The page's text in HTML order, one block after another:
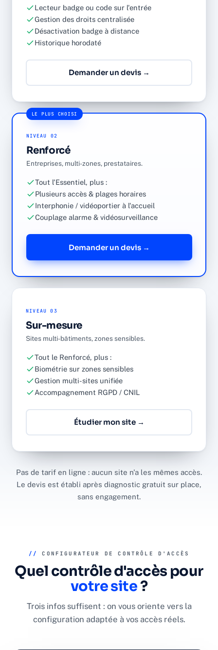
Lecteur badge ou code sur l'entrée
Gestion des droits centralisée
Désactivation badge à distance
Historique horodaté
Demander un devis →
LE PLUS CHOISI
NIVEAU 02
Renforcé
Entreprises, multi-zones, prestataires.
Tout l'Essentiel, plus :
Plusieurs accès & plages horaires
Interphonie / vidéoportier à l'accueil
Couplage alarme & vidéosurveillance
Demander un devis →
NIVEAU 03
Sur-mesure
Sites multi-bâtiments, zones sensibles.
Tout le Renforcé, plus :
Biométrie sur zones sensibles
Gestion multi-sites unifiée
Accompagnement RGPD / CNIL
Étudier mon site →
Pas de tarif en ligne : aucun site n'a les mêmes accès.
Le devis est établi après diagnostic gratuit sur place,
sans engagement.
// CONFIGURATEUR DE CONTRÔLE D'ACCÈS
Quel contrôle d'accès pour
votre site?
Trois infos suffisent : on vous oriente vers la
configuration adaptée à vos accès réels.